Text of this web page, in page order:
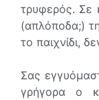
τρυφερός. Σε
(απλόποδα;)
το παιχνίδι,
Σας
γρήγορα ο